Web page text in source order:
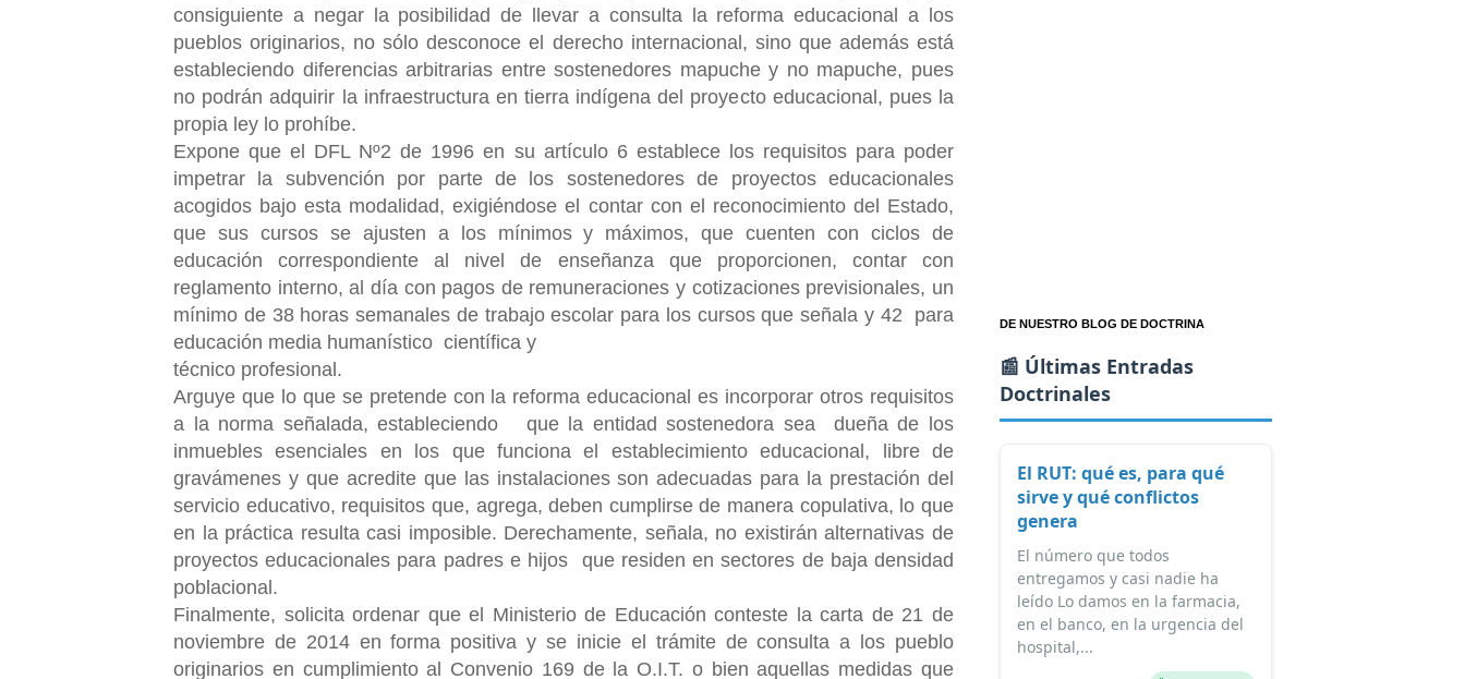
consiguiente a negar la posibilidad de llevar a consulta la reforma educacional a los
pueblos originarios, no sólo desconoce el derecho internacional, sino que además está
estableciendo diferencias arbitrarias entre sostenedores mapuche y no mapuche, pues
no podrán adquirir la infraestructura en tierra indígena del proyecto educacional, pues la
propia ley lo prohíbe.
Expone que el DFL Nº2 de 1996 en su artículo 6 establece los requisitos para poder
impetrar la subvención por parte de los sostenedores de proyectos educacionales
acogidos bajo esta modalidad, exigiéndose el contar con el reconocimiento del Estado,
que sus cursos se ajusten a los mínimos y máximos, que cuenten con ciclos de
educación correspondiente al nivel de enseñanza que proporcionen, contar con
reglamento interno, al día con pagos de remuneraciones y cotizaciones previsionales, un
mínimo de 38 horas semanales de trabajo escolar para los cursos que señala y 42 para
educación media humanístico científica y
técnico profesional.
Arguye que lo que se pretende con la reforma educacional es incorporar otros requisitos
a la norma señalada, estableciendo que la entidad sostenedora sea dueña de los
inmuebles esenciales en los que funciona el establecimiento educacional, libre de
gravámenes y que acredite que las instalaciones son adecuadas para la prestación del
servicio educativo, requisitos que, agrega, deben cumplirse de manera copulativa, lo que
en la práctica resulta casi imposible. Derechamente, señala, no existirán alternativas de
proyectos educacionales para padres e hijos que residen en sectores de baja densidad
poblacional.
Finalmente, solicita ordenar que el Ministerio de Educación conteste la carta de 21 de
noviembre de 2014 en forma positiva y se inicie el trámite de consulta a los pueblo
originarios en cumplimiento al Convenio 169 de la O.I.T. o bien aquellas medidas que
DE NUESTRO BLOG DE DOCTRINA
📰 Últimas Entradas
Doctrinales
El RUT: qué es, para qué
sirve y qué conflictos
genera
El número que todos
entregamos y casi nadie ha
leído Lo damos en la farmacia,
en el banco, en la urgencia del
hospital,...